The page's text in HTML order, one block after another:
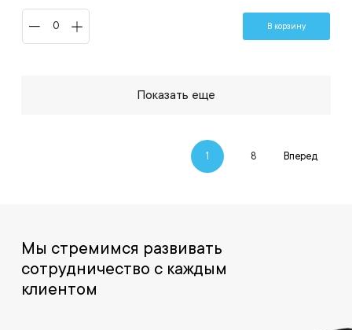
В корзину
Показать еще
1 8 Вперед
Мы стремимся развивать
сотрудничество с каждым
клиентом